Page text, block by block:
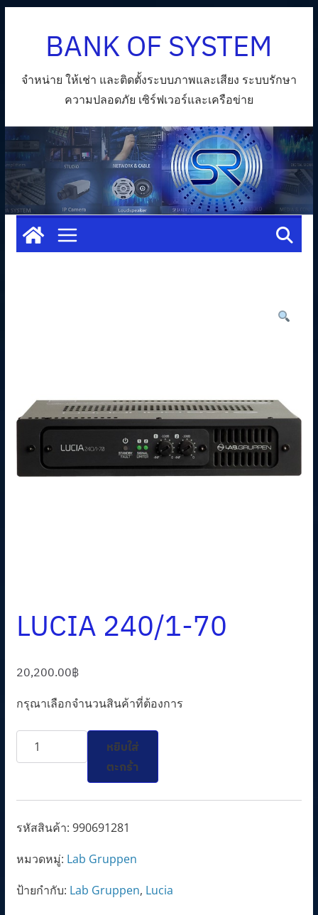
BANK OF SYSTEM
จำหน่าย ให้เช่า และติดตั้งระบบภาพและเสียง ระบบรักษา
ความปลอดภัย เซิร์ฟเวอร์และเครือข่าย
LUCIA 240/1-70
20,200.00฿
กรุณาเลือกจำนวนสินค้าที่ต้องการ
จำนวน
LUCIA
70
หยิบใส่
ตะกร้า
รหัสสินค้า: 990691281
หมวดหมู่: Lab Gruppen
ป้ายกำกับ: Lab Gruppen, Lucia